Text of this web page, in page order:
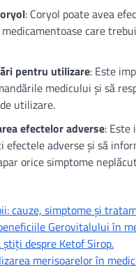
: Coryol poate avea
care
pentru utilizare: Este
medicului și să
utilizare.
efectelor adverse:
efectele adverse și să
orice simptome
cauze, simptome și
Gerovitalului în
despre Ketof Sirop.
merisoarelor în